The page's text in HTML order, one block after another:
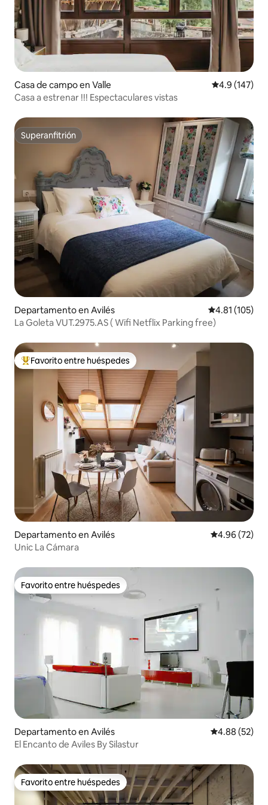
Casa de campo en Valle Calificación
4.9 (147)
Casa a estrenar !!! Espectaculares vistas
Superanfitrión
Superanfitrión
Departamento en Avilés Calificación
4.81 (105)
La Goleta VUT.2975.AS ( Wifi Netflix Parking free)
De los mejores en Favorito entre huéspedes
Favorito entre huéspedes
Departamento en Avilés Calificación
4.96 (72)
Unic La Cámara
Favorito entre huéspedes
Favorito entre huéspedes
Departamento en Avilés Calificación
4.88 (52)
El Encanto de Aviles By Silastur
Favorito entre huéspedes
Favorito entre huéspedes